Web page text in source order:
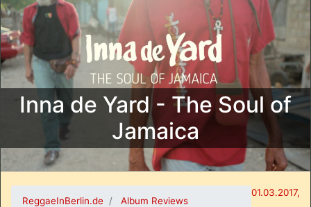
Inna de Yard - The Soul of
Jamaica
01.03.2017,
ReggaeInBerlin.de
Album Reviews